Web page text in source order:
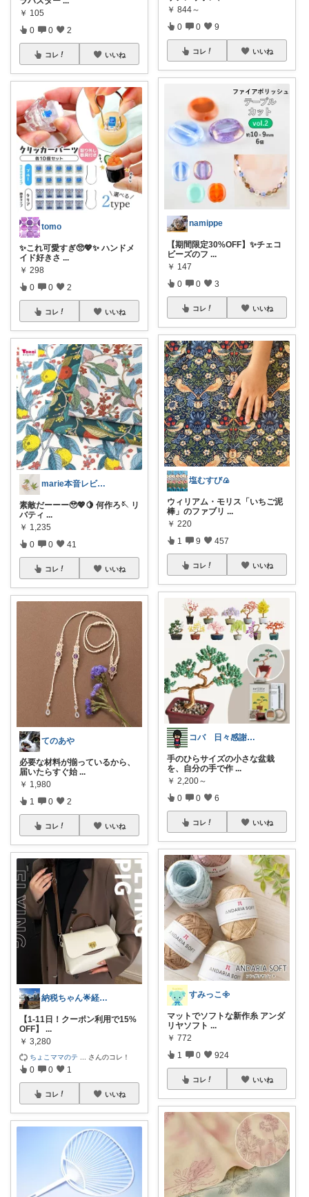
￥ 105
0 0 2
コレ いいね
tomo
✨これ可愛すぎ🥺💖✨ ハンドメ
イド好きさ ...
￥ 298
0 0 2
コレ いいね
marie本音レビュー🏝️夏休み💃
素敵だーーー🥹💖🍋 何作ろ🪡 リ
バティ ...
￥ 1,235
0 0 41
コレ いいね
てのあや
必要な材料が揃っているから、
届いたらすぐ始 ...
￥ 1,980
1 0 2
コレ いいね
納税ちゃん🌟経由購入★
【1-11日！クーポン利用で15%
OFF】
...
￥ 3,280
ちょこママのテ さんのコレ！
0 0 1
コレ いいね
￥ 844～
0 0 9
コレ いいね
namippe
【期間限定30%OFF】✨チェコ
ビーズのフ ...
￥ 147
0 0 3
コレ いいね
塩むすび🍙
ウィリアム・モリス「いちご泥
棒」のファブリ ...
￥ 220
1 9 457
コレ いいね
コバ 日々感謝✨私のすきなもの帖✨
手のひらサイズの小さな盆栽
を、自分の手で作 ...
￥ 2,200～
0 0 6
コレ いいね
すみっこ𖧷
マットでソフトな新作糸 アンダ
リヤソフト ...
￥ 772
1 0 924
コレ いいね